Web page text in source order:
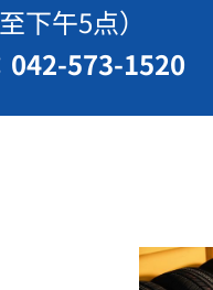
下午5点）
042-573-1520